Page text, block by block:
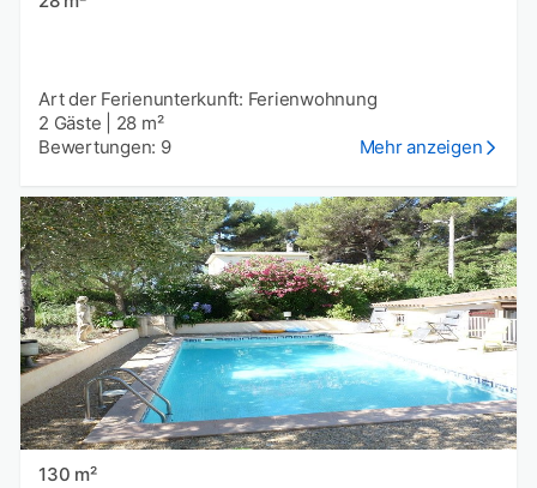
Art der Ferienunterkunft: Ferienwohnung
2 Gäste
28 m²
Bewertungen: 9
Mehr anzeigen
130 m²